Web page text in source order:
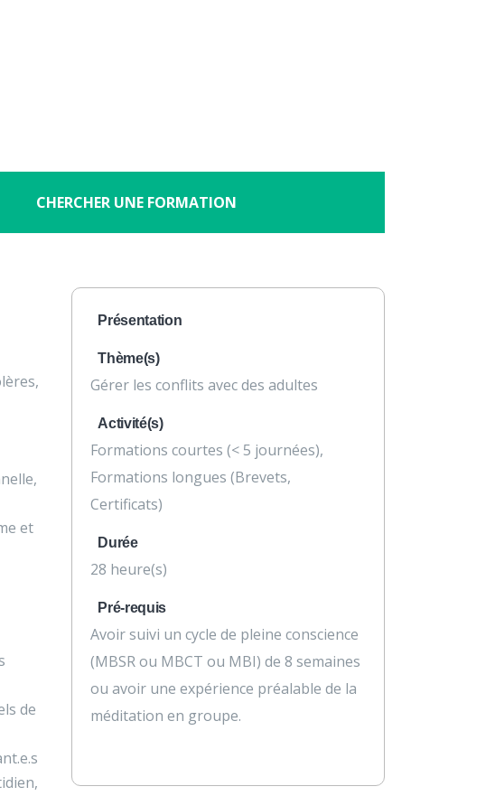
CHERCHER UNE FORMATION
et
de
Présentation
Thème(s)
Gérer les conflits avec des adultes
Activité(s)
Formations courtes (< 5 journées),
Formations longues (Brevets,
Certificats)
Durée
28 heure(s)
Pré-requis
Avoir suivi un cycle de pleine conscience
(MBSR ou MBCT ou MBI) de 8 semaines
ou avoir une expérience préalable de la
méditation en groupe.